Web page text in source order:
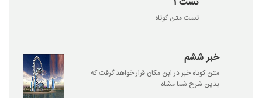
تست متن کوتاه
خبر ششم
متن کوتاه خبر در ابن مکان قرار خواهد گرفت که
بدین شرح شما مشاه...